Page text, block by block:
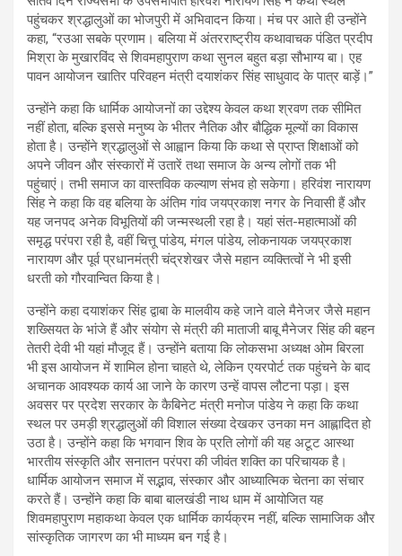
पहुंचकर श्रद्धालुओं का भोजपुरी में अभिवादन किया। मंच पर आते ही उन्होंने
कहा, “रउआ सबके प्रणाम। बलिया में अंतरराष्ट्रीय कथावाचक पंडित प्रदीप
मिश्रा के मुखारविंद से शिवमहापुराण कथा सुनल बहुत बड़ा सौभाग्य बा। एह
पावन आयोजन खातिर परिवहन मंत्री दयाशंकर सिंह साधुवाद के पात्र बाड़ें।”
उन्होंने कहा कि धार्मिक आयोजनों का उद्देश्य केवल कथा श्रवण तक सीमित
नहीं होता, बल्कि इससे मनुष्य के भीतर नैतिक और बौद्धिक मूल्यों का विकास
होता है। उन्होंने श्रद्धालुओं से आह्वान किया कि कथा से प्राप्त शिक्षाओं को
अपने जीवन और संस्कारों में उतारें तथा समाज के अन्य लोगों तक भी
पहुंचाएं। तभी समाज का वास्तविक कल्याण संभव हो सकेगा। हरिवंश नारायण
सिंह ने कहा कि वह बलिया के अंतिम गांव जयप्रकाश नगर के निवासी हैं और
यह जनपद अनेक विभूतियों की जन्मस्थली रहा है। यहां संत-महात्माओं की
समृद्ध परंपरा रही है, वहीं चित्तू पांडेय, मंगल पांडेय, लोकनायक जयप्रकाश
नारायण और पूर्व प्रधानमंत्री चंद्रशेखर जैसे महान व्यक्तित्वों ने भी इसी
धरती को गौरवान्वित किया है।
उन्होंने कहा दयाशंकर सिंह द्वाबा के मालवीय कहे जाने वाले मैनेजर जैसे महान
शख्सियत के भांजे हैं और संयोग से मंत्री की माताजी बाबू मैनेजर सिंह की बहन
तेतरी देवी भी यहां मौजूद हैं। उन्होंने बताया कि लोकसभा अध्यक्ष ओम बिरला
भी इस आयोजन में शामिल होना चाहते थे, लेकिन एयरपोर्ट तक पहुंचने के बाद
अचानक आवश्यक कार्य आ जाने के कारण उन्हें वापस लौटना पड़ा। इस
अवसर पर प्रदेश सरकार के कैबिनेट मंत्री मनोज पांडेय ने कहा कि कथा
स्थल पर उमड़ी श्रद्धालुओं की विशाल संख्या देखकर उनका मन आह्लादित हो
उठा है। उन्होंने कहा कि भगवान शिव के प्रति लोगों की यह अटूट आस्था
भारतीय संस्कृति और सनातन परंपरा की जीवंत शक्ति का परिचायक है।
धार्मिक आयोजन समाज में सद्भाव, संस्कार और आध्यात्मिक चेतना का संचार
करते हैं। उन्होंने कहा कि बाबा बालखंडी नाथ धाम में आयोजित यह
शिवमहापुराण महाकथा केवल एक धार्मिक कार्यक्रम नहीं, बल्कि सामाजिक और
सांस्कृतिक जागरण का भी माध्यम बन गई है।